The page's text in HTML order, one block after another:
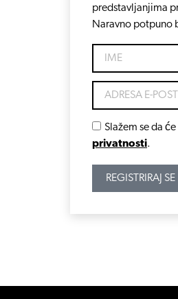
predstavljanjima
Naravno potpuno
Slažem se da
privatnosti.
REGISTRIRAJ SE